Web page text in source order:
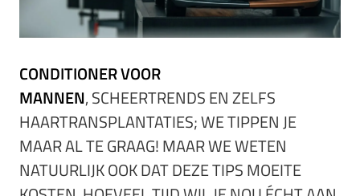
CONDITIONER VOOR
MANNEN, SCHEERTRENDS EN ZELFS
HAARTRANSPLANTATIES; WE TIPPEN JE
MAAR AL TE GRAAG! MAAR WE WETEN
NATUURLIJK OOK DAT DEZE TIPS MOEITE